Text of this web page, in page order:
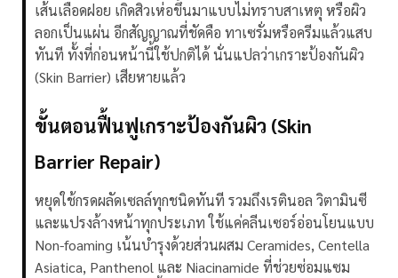
เส้นเลือดฝอย เกิดสิวเห่อขึ้นมาแบบไม่ทราบสาเหตุ หรือผิว
ลอกเป็นแผ่น อีกสัญญาณที่ชัดคือ ทาเซรั่มหรือครีมแล้วแสบ
ทันที ทั้งที่ก่อนหน้านี้ใช้ปกติได้ นั่นแปลว่าเกราะป้องกันผิว
(Skin Barrier) เสียหายแล้ว
ขั้นตอนฟื้นฟูเกราะป้องกันผิว (Skin
Barrier Repair)
หยุดใช้กรดผลัดเซลล์ทุกชนิดทันที รวมถึงเรตินอล วิตามินซี
และแปรงล้างหน้าทุกประเภท ใช้แค่คลีนเซอร์อ่อนโยนแบบ
Non-foaming เน้นบำรุงด้วยส่วนผสม Ceramides, Centella
Asiatica, Panthenol และ Niacinamide ที่ช่วยซ่อมแซม